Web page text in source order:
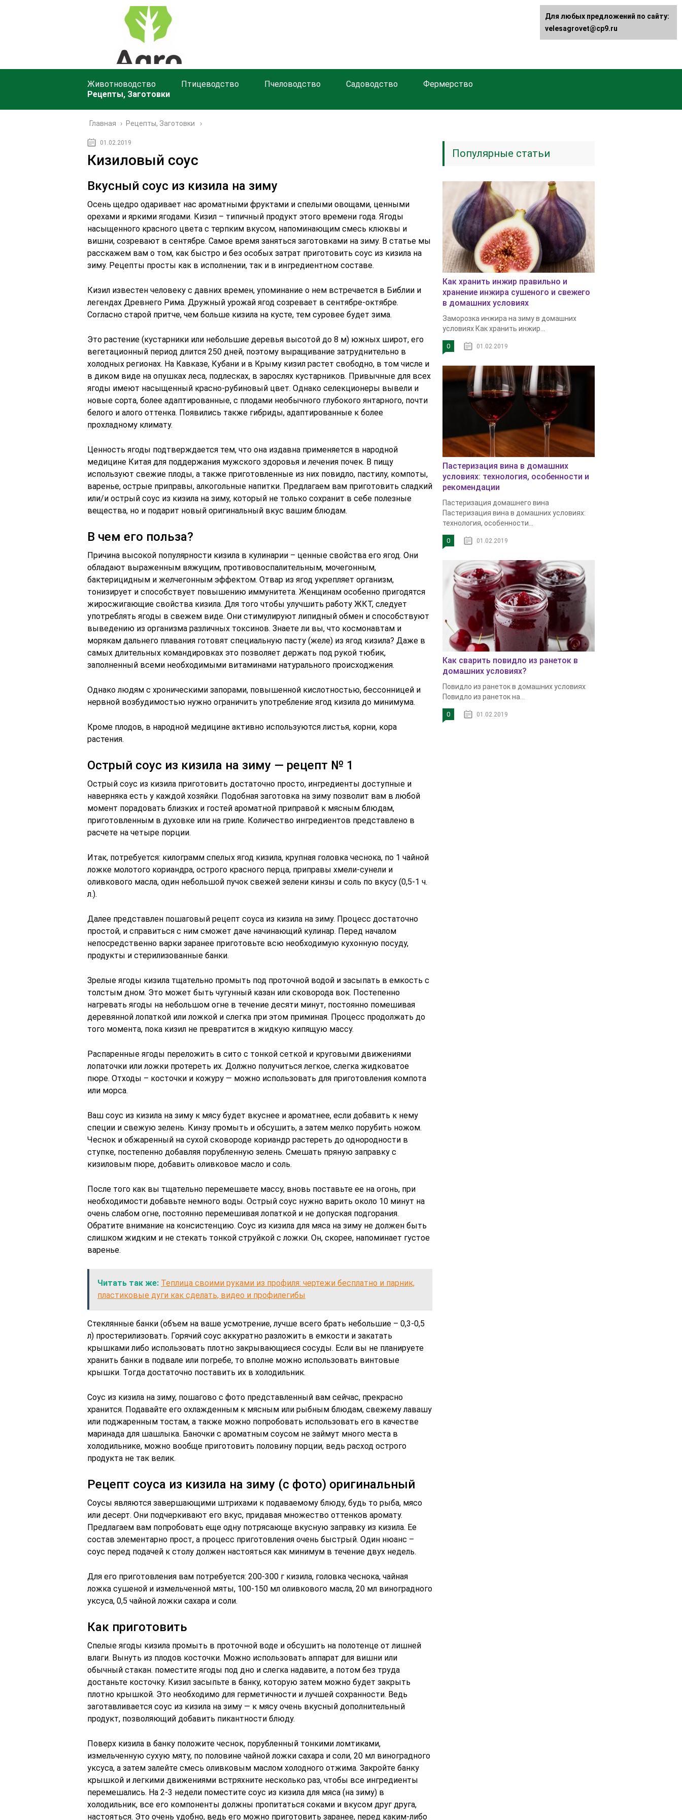
Животноводство Птицеводство Пчеловодство Садоводство
Фермерство
Рецепты, Заготовки
Главная › Рецепты, Заготовки
01.02.2019
Кизиловый соус
Вкусный соус из кизила на зиму
Осень щедро одаривает нас ароматными фруктами и спелыми овощами, ценными
орехами и яркими ягодами. Кизил – типичный продукт этого времени года. Ягоды
насыщенного красного цвета с терпким вкусом, напоминающим смесь клюквы и
вишни, созревают в сентябре. Самое время заняться заготовками на зиму. В статье мы
расскажем вам о том, как быстро и без особых затрат приготовить соус из кизила на
зиму. Рецепты просты как в исполнении, так и в ингредиентном составе.
Кизил известен человеку с давних времен, упоминание о нем встречается в Библии и
легендах Древнего Рима. Дружный урожай ягод созревает в сентябре-октябре.
Согласно старой притче, чем больше кизила на кусте, тем суровее будет зима.
Это растение (кустарники или небольшие деревья высотой до 8 м) южных широт, его
вегетационный период длится 250 дней, поэтому выращивание затруднительно в
холодных регионах. На Кавказе, Кубани и в Крыму кизил растет свободно, в том числе и
в диком виде на опушках леса, подлесках, в зарослях кустарников. Привычные для всех
ягоды имеют насыщенный красно-рубиновый цвет. Однако селекционеры вывели и
новые сорта, более адаптированные, с плодами необычного глубокого янтарного, почти
белого и алого оттенка. Появились также гибриды, адаптированные к более
прохладному климату.
Ценность ягоды подтверждается тем, что она издавна применяется в народной
медицине Китая для поддержания мужского здоровья и лечения почек. В пищу
используют свежие плоды, а также приготовленные из них повидло, пастилу, компоты,
варенье, острые приправы, алкогольные напитки. Предлагаем вам приготовить сладкий
или/и острый соус из кизила на зиму, который не только сохранит в себе полезные
вещества, но и подарит новый оригинальный вкус вашим блюдам.
В чем его польза?
Причина высокой популярности кизила в кулинарии – ценные свойства его ягод. Они
обладают выраженным вяжущим, противовоспалительным, мочегонным,
бактерицидным и желчегонным эффектом. Отвар из ягод укрепляет организм,
тонизирует и способствует повышению иммунитета. Женщинам особенно пригодятся
жиросжигающие свойства кизила. Для того чтобы улучшить работу ЖКТ, следует
употреблять ягоды в свежем виде. Они стимулируют липидный обмен и способствуют
выведению из организма различных токсинов. Знаете ли вы, что космонавтам и
морякам дальнего плавания готовят специальную пасту (желе) из ягод кизила? Даже в
самых длительных командировках это позволяет держать под рукой тюбик,
заполненный всеми необходимыми витаминами натурального происходжения.
Однако людям с хроническими запорами, повышенной кислотностью, бессонницей и
нервной возбудимостью нужно ограничить употребление ягод кизила до минимума.
Кроме плодов, в народной медицине активно используются листья, корни, кора
растения.
Острый соус из кизила на зиму — рецепт № 1
Острый соус из кизила приготовить достаточно просто, ингредиенты доступные и
наверняка есть у каждой хозяйки. Подобная заготовка на зиму позволит вам в любой
момент порадовать близких и гостей ароматной приправой к мясным блюдам,
приготовленным в духовке или на гриле. Количество ингредиентов представлено в
расчете на четыре порции.
Итак, потребуется: килограмм спелых ягод кизила, крупная головка чеснока, по 1 чайной
ложке молотого кориандра, острого красного перца, приправы хмели-сунели и
оливкового масла, один небольшой пучок свежей зелени кинзы и соль по вкусу (0,5-1 ч.
л.).
Далее представлен пошаговый рецепт соуса из кизила на зиму. Процесс достаточно
простой, и справиться с ним сможет даче начинающий кулинар. Перед началом
непосредственно варки заранее приготовьте всю необходимую кухонную посуду,
продукты и стерилизованные банки.
Зрелые ягоды кизила тщательно промыть под проточной водой и засыпать в емкость с
толстым дном. Это может быть чугунный казан или сковорода вок. Постепенно
нагревать ягоды на небольшом огне в течение десяти минут, постоянно помешивая
деревянной лопаткой или ложкой и слегка при этом приминая. Процесс продолжать до
того момента, пока кизил не превратится в жидкую кипящую массу.
Распаренные ягоды переложить в сито с тонкой сеткой и круговыми движениями
лопаточки или ложки протереть их. Должно получиться легкое, слегка жидковатое
пюре. Отходы – косточки и кожуру — можно использовать для приготовления компота
или морса.
Ваш соус из кизила на зиму к мясу будет вкуснее и ароматнее, если добавить к нему
специи и свежую зелень. Кинзу промыть и обсушить, а затем мелко порубить ножом.
Чеснок и обжаренный на сухой сковороде кориандр растереть до однородности в
ступке, постепенно добавляя порубленную зелень. Смешать пряную заправку с
кизиловым пюре, добавить оливковое масло и соль.
После того как вы тщательно перемешаете массу, вновь поставьте ее на огонь, при
необходимости добавьте немного воды. Острый соус нужно варить около 10 минут на
очень слабом огне, постоянно перемешивая лопаткой и не допуская подгорания.
Обратите внимание на консистенцию. Соус из кизила для мяса на зиму не должен быть
слишком жидким и не стекать тонкой струйкой с ложки. Он, скорее, напоминает густое
варенье.
Читать так же: Теплица своими руками из профиля: чертежи бесплатно и парник,
пластиковые дуги как сделать, видео и профилегибы
Стеклянные банки (объем на ваше усмотрение, лучше всего брать небольшие – 0,3-0,5
л) простерилизовать. Горячий соус аккуратно разложить в емкости и закатать
крышками либо использовать плотно закрывающиеся сосуды. Если вы не планируете
хранить банки в подвале или погребе, то вполне можно использовать винтовые
крышки. Тогда достаточно поставить их в холодильник.
Соус из кизила на зиму, пошагово с фото представленный вам сейчас, прекрасно
хранится. Подавайте его охлажденным к мясным или рыбным блюдам, свежему лавашу
или поджаренным тостам, а также можно попробовать использовать его в качестве
маринада для шашлыка. Баночки с ароматным соусом не займут много места в
холодильнике, можно вообще приготовить половину порции, ведь расход острого
продукта не так велик.
Рецепт соуса из кизила на зиму (с фото) оригинальный
Соусы являются завершающими штрихами к подаваемому блюду, будь то рыба, мясо
или десерт. Они подчеркивают его вкус, придавая множество оттенков аромату.
Предлагаем вам попробовать еще одну потрясающе вкусную заправку из кизила. Ее
состав элементарно прост, а процесс приготовления очень быстрый. Один нюанс –
соус перед подачей к столу должен настояться как минимум в течение двух недель.
Для его приготовления вам потребуется: 200-300 г кизила, головка чеснока, чайная
ложка сушеной и измельченной мяты, 100-150 мл оливкового масла, 20 мл виноградного
уксуса, 0,5 чайной ложки сахара и соли.
Как приготовить
Спелые ягоды кизила промыть в проточной воде и обсушить на полотенце от лишней
влаги. Вынуть из плодов косточки. Можно использовать аппарат для вишни или
обычный стакан. поместите ягоды под дно и слегка надавите, а потом без труда
достаньте косточку. Кизил засыпьте в банку, которую затем можно будет закрыть
плотно крышкой. Это необходимо для герметичности и лучшей сохранности. Ведь
заготавливается соус из кизила на зиму — к мясу очень вкусный дополнительный
продукт, позволяющий добавить пикантности блюду.
Поверх кизила в банку положите чеснок, порубленный тонкими ломтиками,
измельченную сухую мяту, по половине чайной ложки сахара и соли, 20 мл виноградного
уксуса, а затем залейте смесь оливковым маслом холодного отжима. Закройте банку
крышкой и легкими движениями встряхните несколько раз, чтобы все ингредиенты
перемешались. На 2-3 недели поместите соус из кизила для мяса (на зиму) в
холодильник, все его компоненты должны пропитаться соками и вкусом друг друга,
настояться. Это очень удобно, ведь его можно приготовить заранее, перед каким-либо
Популярные статьи
Как хранить инжир правильно и
хранение инжира сушеного и свежего
в домашних условиях
Заморозка инжира на зиму в домашних
условиях Как хранить инжир...
0 01.02.2019
Пастеризация вина в домашних
условиях: технология, особенности и
рекомендации
Пастеризация домашнего вина
Пастеризация вина в домашних условиях:
технология, особенности...
0 01.02.2019
Как сварить повидло из ранеток в
домашних условиях?
Повидло из ранеток в домашних условиях
Повидло из ранеток на...
0 01.02.2019
Для любых предложений по сайту:
velesagrovet@cp9.ru